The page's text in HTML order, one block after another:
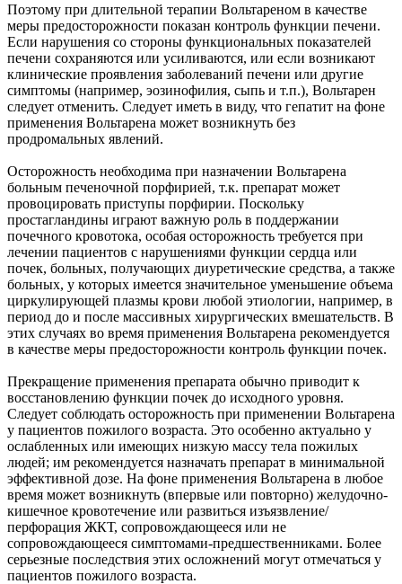
Поэтому при длительной терапии Вольтареном в качестве
меры предосторожности показан контроль функции печени.
Если нарушения со стороны функциональных показателей
печени сохраняются или усиливаются, или если возникают
клинические проявления заболеваний печени или другие
симптомы (например, эозинофилия, сыпь и т.п.), Вольтарен
следует отменить. Следует иметь в виду, что гепатит на фоне
применения Вольтарена может возникнуть без
продромальных явлений.
Осторожность необходима при назначении Вольтарена
больным печеночной порфирией, т.к. препарат может
провоцировать приступы порфирии. Поскольку
простагландины играют важную роль в поддержании
почечного кровотока, особая осторожность требуется при
лечении пациентов с нарушениями функции сердца или
почек, больных, получающих диуретические средства, а также
больных, у которых имеется значительное уменьшение объема
циркулирующей плазмы крови любой этиологии, например, в
период до и после массивных хирургических вмешательств. В
этих случаях во время применения Вольтарена рекомендуется
в качестве меры предосторожности контроль функции почек.
Прекращение применения препарата обычно приводит к
восстановлению функции почек до исходного уровня.
Следует соблюдать осторожность при применении Вольтарена
у пациентов пожилого возраста. Это особенно актуально у
ослабленных или имеющих низкую массу тела пожилых
людей; им рекомендуется назначать препарат в минимальной
эффективной дозе. На фоне применения Вольтарена в любое
время может возникнуть (впервые или повторно) желудочно-
кишечное кровотечение или развиться изъязвление/
перфорация ЖКТ, сопровождающееся или не
сопровождающееся симптомами-предшественниками. Более
серьезные последствия этих осложнений могут отмечаться у
пациентов пожилого возраста.